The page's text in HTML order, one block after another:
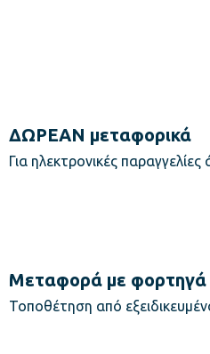
ΔΩΡΕΑΝ μεταφορικά
Για ηλεκτρονικές
Μεταφορά με φορτηγά
Τοποθέτηση από